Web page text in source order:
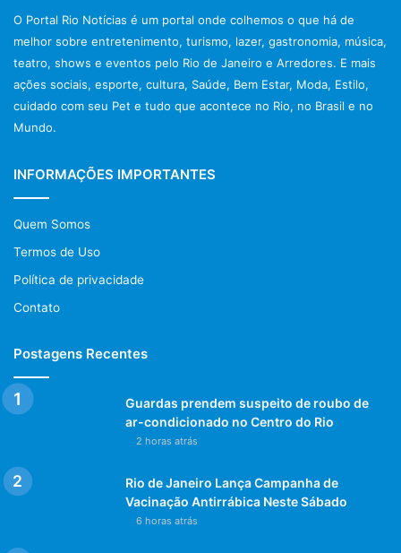
O Portal Rio Notícias é um portal onde colhemos o que há de
melhor sobre entretenimento, turismo, lazer, gastronomia, música,
teatro, shows e eventos pelo Rio de Janeiro e Arredores. E mais
ações sociais, esporte, cultura, Saúde, Bem Estar, Moda, Estilo,
cuidado com seu Pet e tudo que acontece no Rio, no Brasil e no
Mundo.
INFORMAÇÕES IMPORTANTES
Quem Somos
Termos de Uso
Política de privacidade
Contato
Postagens Recentes
Guardas prendem suspeito de roubo de
ar-condicionado no Centro do Rio
2 horas atrás
Rio de Janeiro Lança Campanha de
Vacinação Antirrábica Neste Sábado
6 horas atrás